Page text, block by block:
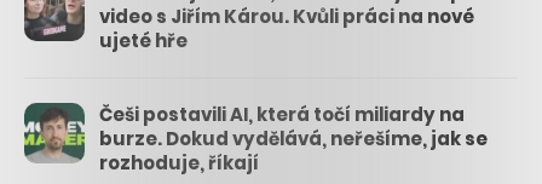
video s Jiřím Károu. Kvůli práci na nové
ujeté hře
Češi postavili AI, která točí miliardy na
burze. Dokud vydělává, neřešíme, jak se
rozhoduje, říkají